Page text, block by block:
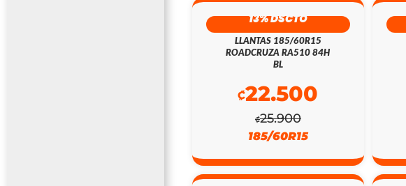
13% DSCTO
LLANTAS 185/60R15
ROADCRUZA RA510 84H
BL
₡25.900
₡22.500
185/60R15